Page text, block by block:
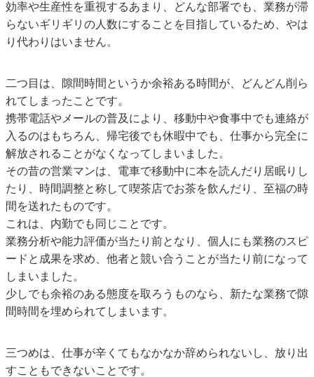
効率や生産性を重視するあまり、どんな部署でも、業務が滞
らないギリギリの人数にすることを目指しているため、やは
り代わりはいません。
二つ目は、隙間時間というか余裕ある時間が、どんどん削ら
れてしまったことです。
携帯電話やメールの普及により、移動中や食事中でも連絡が
入るのはもちろん、帰宅後でも休暇中でも、仕事から完全に
解放されることがなくなってしまいました。
その昔の営業マンは、電車で移動中に本を読んだり居眠りし
たり、時間調整と称して喫茶店でお茶を飲んだり、至福の時
間を送れたものです。
これは、内勤でも同じことです。
業務分析や能力評価が当たり前となり、個人にも業務のスピ
ードと成果を求め、他者と競い合うことが当たり前になって
しまいました。
少しでも余裕のある態度を取ろうものなら、新たな業務で隙
間時間を埋められてしまいます。
三つめは、仕事が辛くてもなかなか辞められないし、放り出
すこともできないことです。